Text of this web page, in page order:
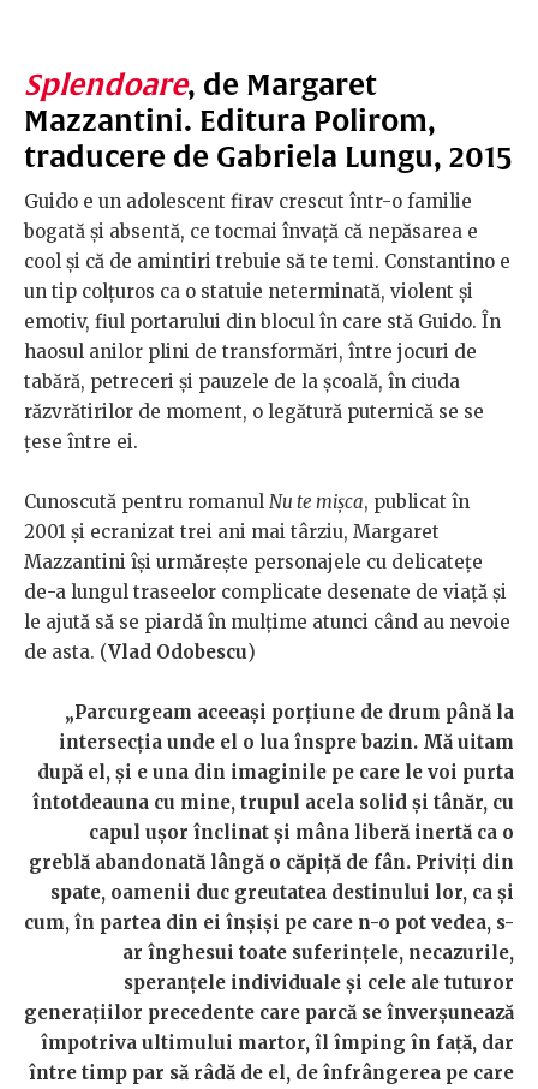
Splendoare, de Margaret
Mazzantini. Editura Polirom,
traducere de Gabriela Lungu, 2015
Guido e un adolescent firav crescut într-o familie
bogată și absentă, ce tocmai învață că nepăsarea e
cool și că de amintiri trebuie să te temi. Constantino e
un tip colțuros ca o statuie neterminată, violent și
emotiv, fiul portarului din blocul în care stă Guido. În
haosul anilor plini de transformări, între jocuri de
tabără, petreceri și pauzele de la școală, în ciuda
răzvrătirilor de moment, o legătură puternică se se
țese între ei.
Cunoscută pentru romanul Nu te mișca, publicat în
2001 și ecranizat trei ani mai târziu, Margaret
Mazzantini își urmărește personajele cu delicatețe
de-a lungul traseelor complicate desenate de viață și
le ajută să se piardă în mulțime atunci când au nevoie
de asta. (Vlad Odobescu)
„Parcurgeam aceeași porțiune de drum până la
intersecția unde el o lua înspre bazin. Mă uitam
după el, și e una din imaginile pe care le voi purta
întotdeauna cu mine, trupul acela solid și tânăr, cu
capul ușor înclinat și mâna liberă inertă ca o
greblă abandonată lângă o căpiță de fân. Priviți din
spate, oamenii duc greutatea destinului lor, ca și
cum, în partea din ei înșiși pe care n-o pot vedea, s-
ar înghesui toate suferințele, necazurile,
speranțele individuale și cele ale tuturor
generațiilor precedente care parcă se înverșunează
împotriva ultimului martor, îl împing în față, dar
între timp par să râdă de el, de înfrângerea pe care